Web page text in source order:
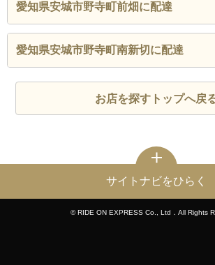
愛知県安城市野寺町前畑に配達
愛知県安城市野寺町南新切に配達
お店を探すトップへ戻
サイトナビをひらく
© RIDE ON EXPRESS Co., Ltd．All Rights